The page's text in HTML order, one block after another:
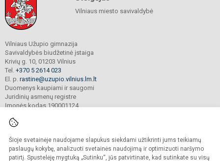
Šioje svetainėje naudojame slapukus siekdami užtikrinti jums teikiamų
paslaugų kokybę, analizuoti svetainės naudojimą ir optimizuoti naršymo
patirtį. Spustelėję mygtuką „Sutinku“, jūs patvirtinate, kad sutinkate su visų
Vilniaus miesto savivaldybė
Vilniaus Užupio gimnazija
Savivaldybės biudžetinė įstaiga
Krivių g. 10, 01203 Vilnius
Tel. +370 5 2614 023
El. p. rastine@uzupio.vilnius.lm.lt
Duomenys kaupiami ir saugomi
Juridinių asmenų registre
Įmonės kodas 190001124
© 2025. Vilniaus Užupio gimnazija. Visos teisės saugomos.
Kopijuoti turinį be raštiško įstaigos administracijos sutikimo griežtai draudžiama.